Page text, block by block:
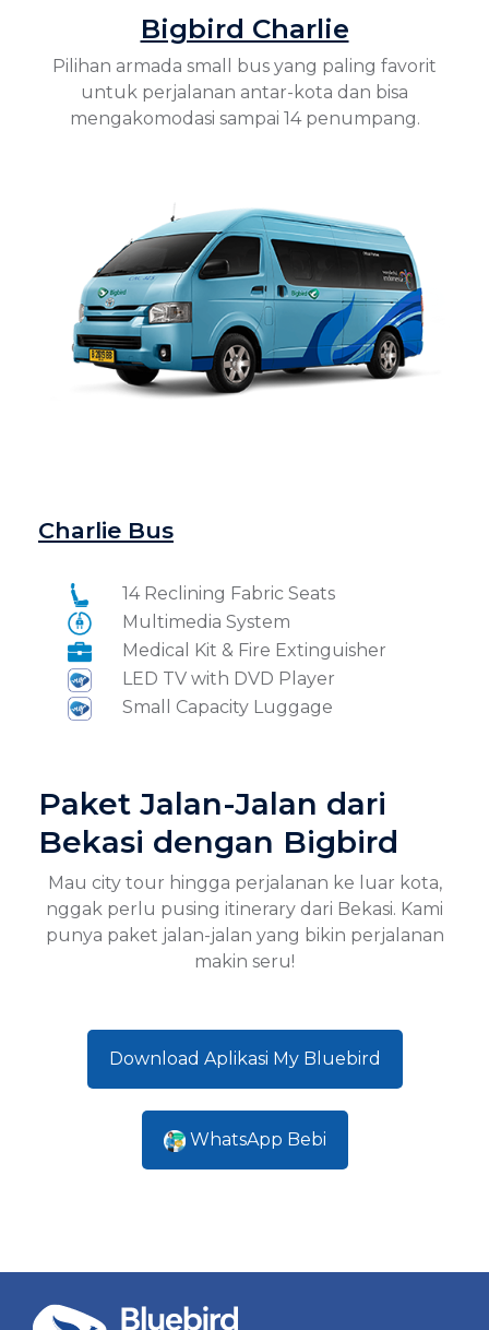
Bigbird Charlie
Pilihan armada small bus yang paling favorit
untuk perjalanan antar-kota dan bisa
mengakomodasi sampai 14 penumpang.
Charlie Bus
14 Reclining Fabric Seats
Multimedia System
Medical Kit & Fire Extinguisher
LED TV with DVD Player
Small Capacity Luggage
Paket Jalan-Jalan dari
Bekasi dengan Bigbird
Mau city tour hingga perjalanan ke luar kota,
nggak perlu pusing itinerary dari Bekasi. Kami
punya paket jalan-jalan yang bikin perjalanan
makin seru!
Download Aplikasi My Bluebird
WhatsApp Bebi